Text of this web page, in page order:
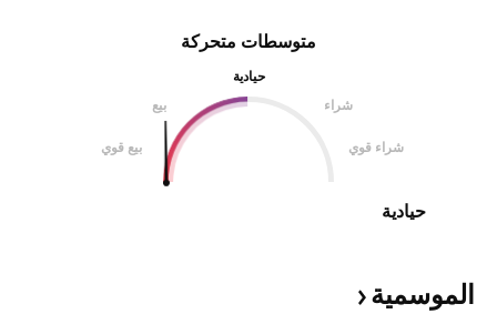
متوسطات متحركة
حيادية
بيع
شراء
بيع قوي شراء قوي
حيادية
الموسمية